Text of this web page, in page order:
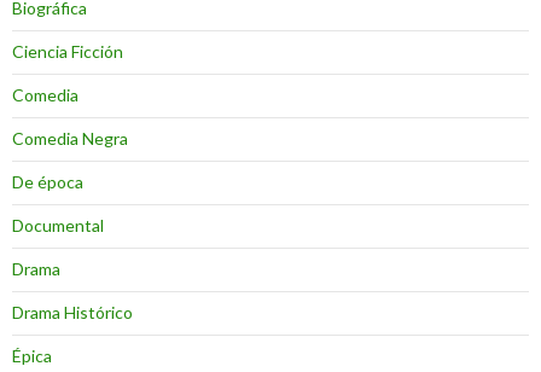
Biográfica
Ciencia Ficción
Comedia
Comedia Negra
De época
Documental
Drama
Drama Histórico
Épica